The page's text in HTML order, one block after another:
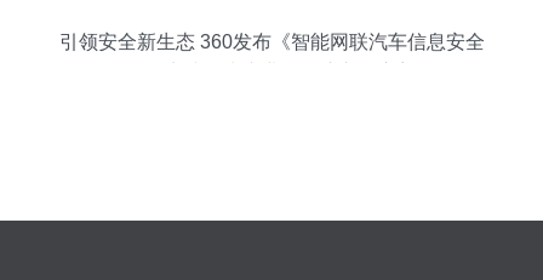
引领安全新生态 360发布《智能网联汽车信息安全